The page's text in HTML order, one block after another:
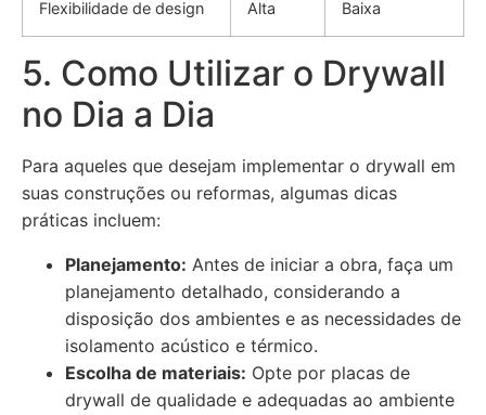
Flexibilidade de design Alta Baixa
5. Como Utilizar o Drywall
no Dia a Dia
Para aqueles que desejam implementar o drywall em
suas construções ou reformas, algumas dicas
práticas incluem:
Planejamento: Antes de iniciar a obra, faça um
planejamento detalhado, considerando a
disposição dos ambientes e as necessidades de
isolamento acústico e térmico.
Escolha de materiais: Opte por placas de
drywall de qualidade e adequadas ao ambiente